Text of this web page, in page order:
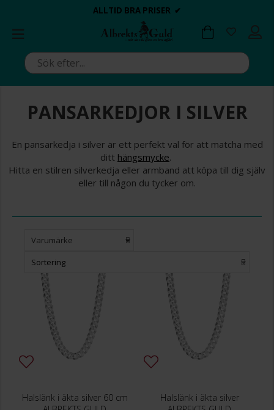
ALLTID BRA PRISER ✔
DAGS ATT POPPA?
💍💘
BETALA MED KLARNA ✔
ALLTID BRA PRISER ✔
DAGS ATT POPPA?💍💘
PANSARKEDJOR I SILVER
En pansarkedja i silver är ett perfekt val för att matcha med
ditt hängsmycke.
Hitta en stilren silverkedja eller armband att köpa till dig själv
eller till någon du tycker om.
Varumärke
Sortering
Halslänk i äkta silver 60 cm
Halslänk i äkta silver